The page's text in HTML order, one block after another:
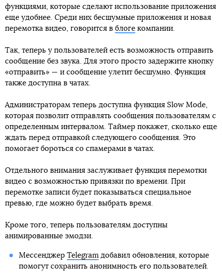
функциями, которые сделают использование приложения
еще удобнее. Среди них бесшумные приложения и новая
перемотка видео, говорится в блоге компании.
Так, теперь у пользователей есть возможность отправить
сообщение без звука. Для этого просто задержите кнопку
«отправить» — и сообщение улетит бесшумно. Функция
также доступна в чатах.
Администраторам теперь доступна функция Slow Mode,
которая позволит отправлять сообщения пользователям с
определенным интервалом. Таймер покажет, сколько еще
ждать перед отправкой следующего сообщения. Это
помогает бороться со спамерами в чатах.
Отдельного внимания заслуживает функция перемотки
видео с возможностью привязки по времени. При
перемотке записи будет показываться специальное
превью, где можно будет выбрать время.
Кроме того, теперь пользователям доступны
анимированные эмодзи.
Мессенджер Telegram добавил обновления, которые
помогут сохранить анонимность его пользователей.